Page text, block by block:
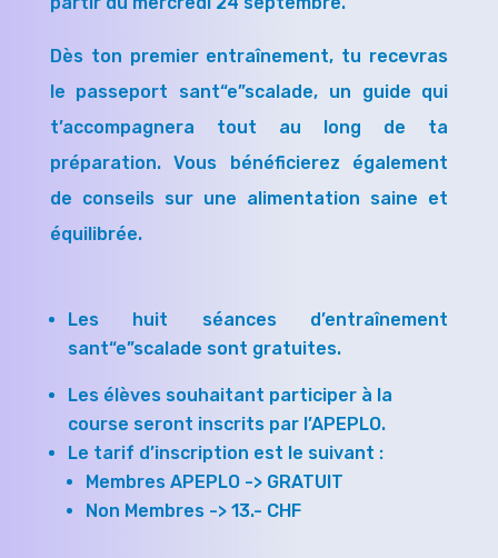
Dès ton premier entraînement, tu recevras
le passeport sant“e”scalade, un guide qui
t’accompagnera tout au long de ta
préparation. Vous bénéficierez également
de conseils sur une alimentation saine et
équilibrée.
Les huit séances d’entraînement
sant“e”scalade sont gratuites.
Les élèves souhaitant participer à la
course seront inscrits par l’APEPLO.
Le tarif d’inscription est le suivant :
Membres APEPLO -> GRATUIT
Non Membres -> 13.- CHF